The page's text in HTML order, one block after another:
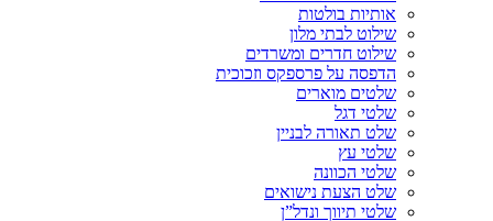
אותיות בולטות
שילוט לבתי מלון
שילוט חדרים ומשרדים
הדפסה על פרספקס וזכוכית
שלטים מוארים
שלטי דגל
שלט תאורה לבניין
שלטי עץ
שלטי הכוונה
שלט הצעת נישואים
שלטי תיווך ונדל”ן